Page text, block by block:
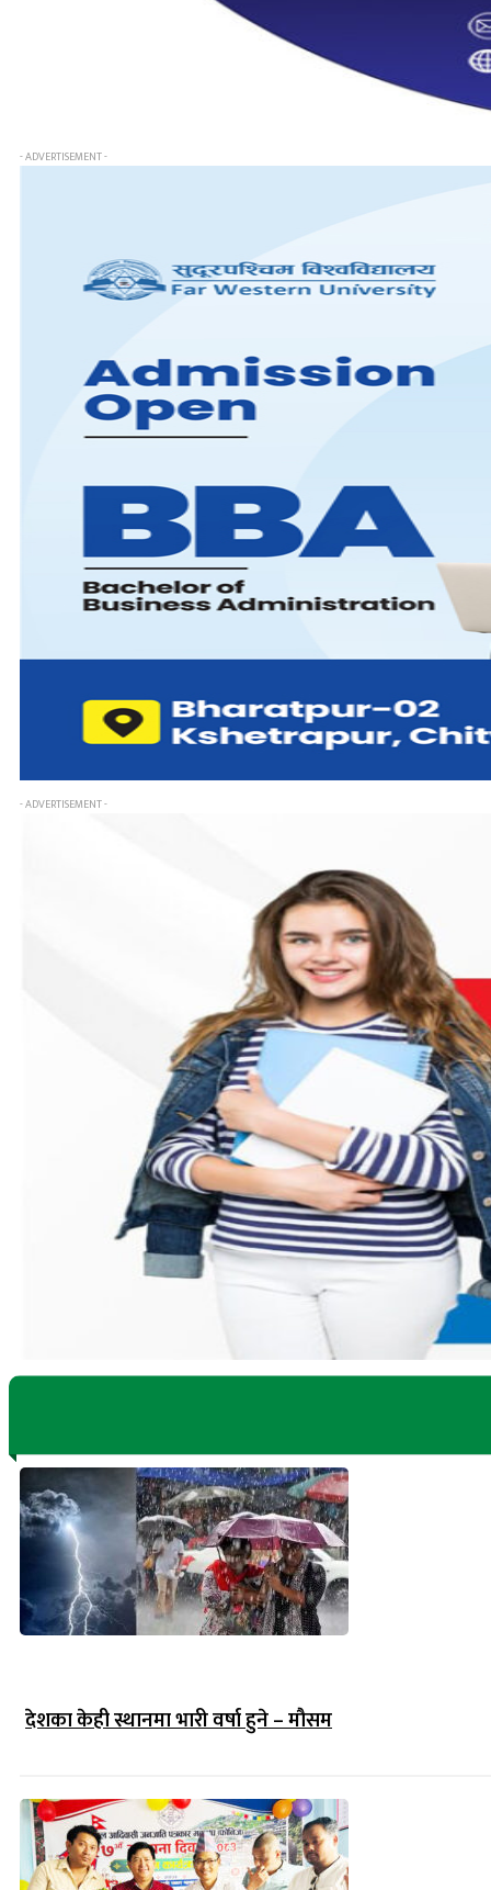
- ADVERTISEMENT -
- ADVERTISEMENT -
देशका केही स्थानमा भारी वर्षा हुने – मौसम